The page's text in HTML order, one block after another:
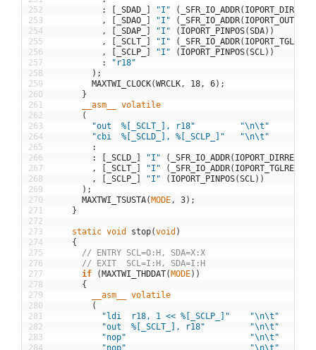
252
253
254
255
256
257
258
259
260
261
262
263
264
265
266
267
268
269
270
271
272
273
274
275
276
277
278
279
280
281
282
283
:
_SDAD_ "I" ( _SFR_IO_ADDR( IOPORT_DIRREG
,
_SDAO_ "I" ( _SFR_IO_ADDR( IOPORT_OUTREG
,
_SDAP_ "I" ( IOPORT_PINPOS(SDA) )
,
_SCLT_ "I" ( _SFR_IO_ADDR( IOPORT_TGLREG
,
_SCLP_ "I" ( IOPORT_PINPOS(SCL) )
:
"r18"
) ;
MAXTWI_CLOCK(WRCLK, 18, 6) ;
}
__asm__
volatile
(
"out  %[_SCLT_], r18"
"\n\t"
"cbi  %[_SCLD_], %[_SCLP_]"
"\n\t"
:
:
_SCLD_ "I" ( _SFR_IO_ADDR( IOPORT_DIRREG
,
_SCLT_ "I" ( _SFR_IO_ADDR( IOPORT_TGLREG
,
_SCLP_ "I" ( IOPORT_PINPOS(SCL) )
) ;
MAXTWI_TSUSTA( MODE, 3) ;
}
static void stop(void )
{
// ENTRY SCL=O:H, SDA=X:X
// EXIT  SCL=I:H, SDA=I:H
if
( MAXTWI_THDDAT( MODE) )
{
__asm__
volatile
(
"ldi  r18, 1 << %[_SCLP_]"
"\n\t"
"out  %[_SCLT_], r18"
"\n\t"
"nop"
"\n\t"